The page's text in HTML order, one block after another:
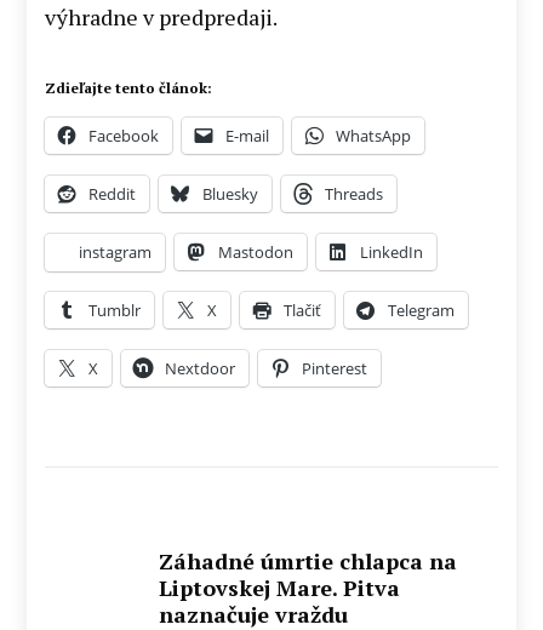
výhradne v predpredaji.
Zdieľajte tento článok:
Facebook E-mail WhatsApp
Reddit Bluesky Threads
instagram Mastodon LinkedIn
Tumblr X Tlačiť Telegram
X Nextdoor Pinterest
Záhadné úmrtie chlapca na
Liptovskej Mare. Pitva
naznačuje vraždu